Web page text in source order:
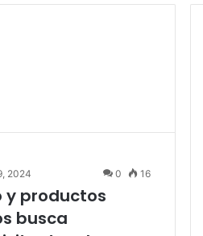
2024 0 16
y productos
busca